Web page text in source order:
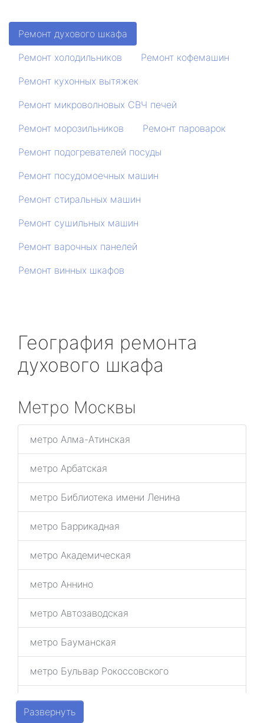
Ремонт духового шкафа
Ремонт холодильников
Ремонт кофемашин
Ремонт кухонных вытяжек
Ремонт микроволновых СВЧ печей
Ремонт морозильников
Ремонт пароварок
Ремонт подогревателей посуды
Ремонт посудомоечных машин
Ремонт стиральных машин
Ремонт сушильных машин
Ремонт варочных панелей
Ремонт винных шкафов
География ремонта
духового шкафа
Метро Москвы
метро Алма-Атинская
метро Арбатская
метро Библиотека имени Ленина
метро Баррикадная
метро Академическая
метро Аннино
метро Автозаводская
метро Бауманская
метро Бульвар Рокоссовского
метро Беговая
Развернуть